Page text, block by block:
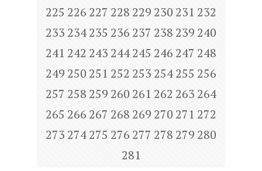
225 226 227 228 229 230 231 232
233 234235 236 237 238 239 240
241 242 243 244245 246 247 248
249 250 251 252 253 254255 256
257 258 259 260 261 262 263 264
265 266 267 268 269 270 271 272
273 274275 276 277 278 279 280
281